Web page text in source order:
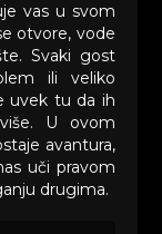
vas u svom
otvore, vode
Svaki gost
ili veliko
uvek tu da ih
U ovom
avantura,
uči pravom
drugima.